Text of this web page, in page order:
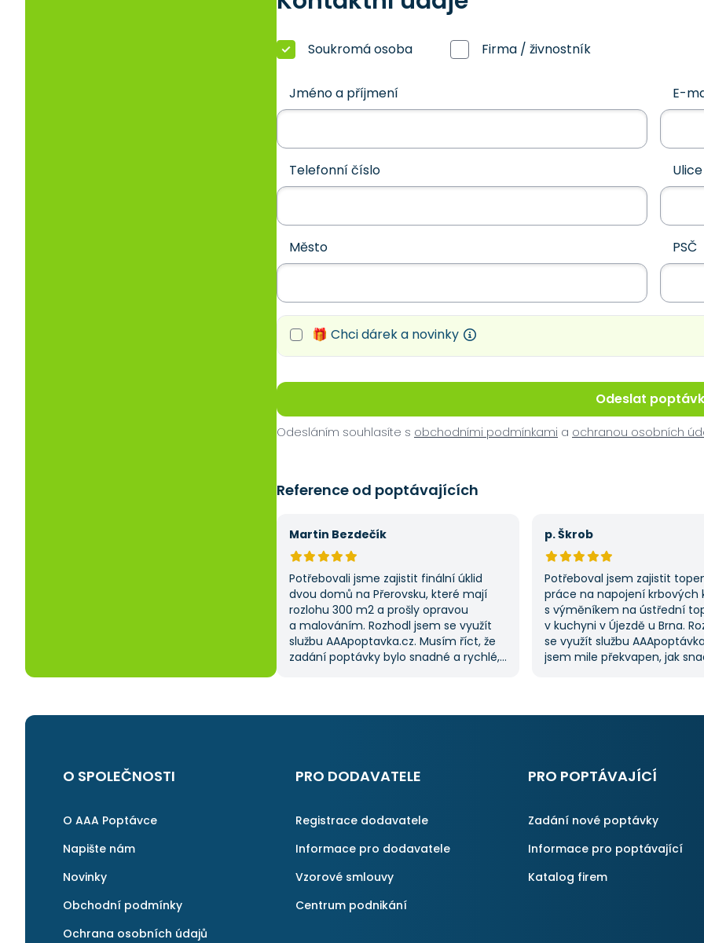
Soukromá osoba Firma / živnostník
Jméno a příjmení E-
Telefonní číslo Ulice
Město PSČ
🎁 Chci dárek a novinky
Odeslat
Odesláním souhlasíte s obchodními podmínkami a ochranou osobních
Reference od poptávajících
Martin Bezdečík
Potřebovali jsme zajistit finální úklid
dvou domů na Přerovsku, které mají
rozlohu 300 m2 a prošly opravou
a malováním. Rozhodl jsem se využít
službu AAApoptavka.cz. Musím říct, že
zadání poptávky bylo snadné a rychlé,
a AAApoptavka.cz mi tuto výhodu
najít rychlé řešení. Vše proběhlo
znovu.
p. Škrob
Potřeboval jsem zajistit
práce na napojení krbových
s výměníkem na ústřední
v kuchyni v Újezdě u Brna.
se využít službu
jsem mile překvapen, jak
moje očekávání a určitě se
další řemeslné práce.
O SPOLEČNOSTI
O AAA Poptávce
Napište nám
Novinky
Obchodní podmínky
Ochrana osobních údajů
PRO DODAVATELE
Registrace dodavatele
Informace pro dodavatele
Vzorové smlouvy
Centrum podnikání
PRO POPTÁVAJÍCÍ
Zadání nové poptávky
Informace pro poptávající
Katalog firem